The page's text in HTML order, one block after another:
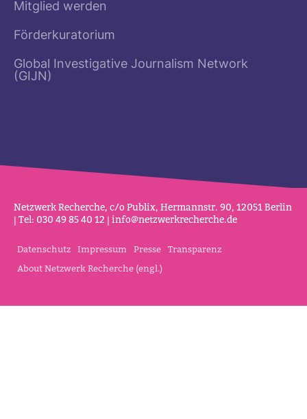
Mitglied werden
Förderkuratorium
Global Investigative Journalism Network
(GIJN)
Netz­werk Recherche, c/o Publix, Her­mannstr. 90, 12051 Berlin
| Tel: 030 49 85 40 12 | info@netz­werk­re­cherche.de
Datenschutz Impressum Presse Transparenz
About Netzwerk Recherche (engl.)